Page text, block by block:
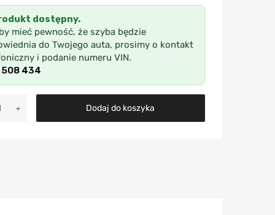
dostępny.
mieć pewność, że szyba będzie
do Twojego auta, prosimy o kontakt
i podanie numeru VIN.
508 434
Dodaj do koszyka